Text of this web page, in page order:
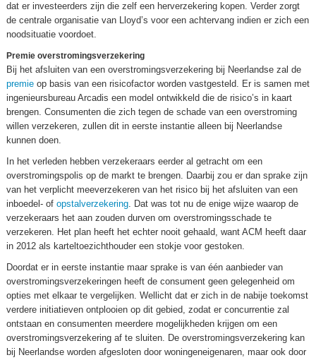
dat er investeerders zijn die zelf een herverzekering kopen. Verder zorgt
de centrale organisatie van Lloyd’s voor een achtervang indien er zich een
noodsituatie voordoet.
Premie overstromingsverzekering
Bij het afsluiten van een overstromingsverzekering bij Neerlandse zal de
premie op basis van een risicofactor worden vastgesteld. Er is samen met
ingenieursbureau Arcadis een model ontwikkeld die de risico’s in kaart
brengen. Consumenten die zich tegen de schade van een overstroming
willen verzekeren, zullen dit in eerste instantie alleen bij Neerlandse
kunnen doen.
In het verleden hebben verzekeraars eerder al getracht om een
overstromingspolis op de markt te brengen. Daarbij zou er dan sprake zijn
van het verplicht meeverzekeren van het risico bij het afsluiten van een
inboedel- of opstalverzekering. Dat was tot nu de enige wijze waarop de
verzekeraars het aan zouden durven om overstromingsschade te
verzekeren. Het plan heeft het echter nooit gehaald, want ACM heeft daar
in 2012 als karteltoezichthouder een stokje voor gestoken.
Doordat er in eerste instantie maar sprake is van één aanbieder van
overstromingsverzekeringen heeft de consument geen gelegenheid om
opties met elkaar te vergelijken. Wellicht dat er zich in de nabije toekomst
verdere initiatieven ontplooien op dit gebied, zodat er concurrentie zal
ontstaan en consumenten meerdere mogelijkheden krijgen om een
overstromingsverzekering af te sluiten. De overstromingsverzekering kan
bij Neerlandse worden afgesloten door woningeneigenaren, maar ook door